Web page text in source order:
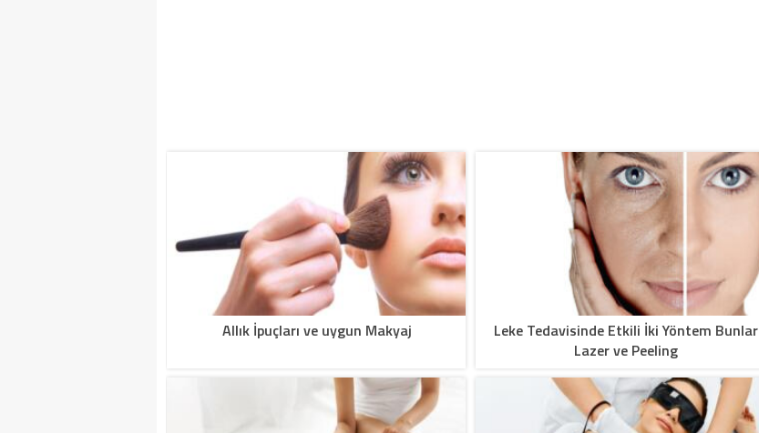
Allık İpuçları ve uygun Makyaj
Leke Tedavisinde Etkili İki Yöntem Bunlar
Lazer ve Peeling